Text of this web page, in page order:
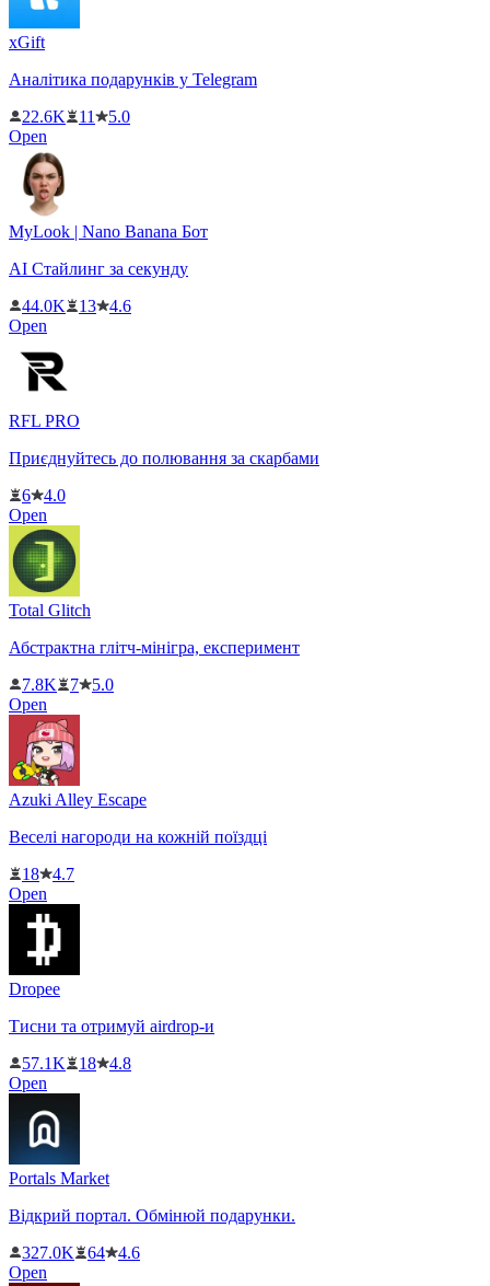
xGift
Аналітика подарунків у Telegram
22.6K
11
5.0
Open
MyLook | Nano Banana Бот
AI Стайлинг за секунду
44.0K
13
4.6
Open
RFL PRO
Приєднуйтесь до полювання за скарбами
6
4.0
Open
Total Glitch
Абстрактна глітч-мінігра, експеримент
7.8K
7
5.0
Open
Azuki Alley Escape
Веселі нагороди на кожній поїздці
18
4.7
Open
Dropee
Тисни та отримуй airdrop-и
57.1K
18
4.8
Open
Portals Market
Відкрий портал. Обмінюй подарунки.
327.0K
64
4.6
Open